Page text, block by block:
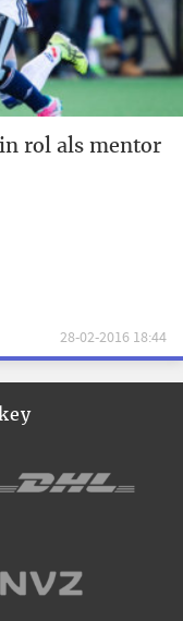
rol als mentor
28-02-2016 18:44